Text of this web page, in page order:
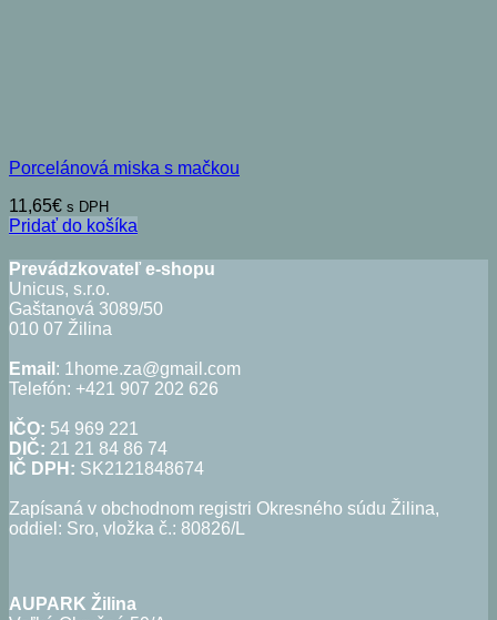
Porcelánová miska s mačkou
11,65€ s DPH
Pridať do košíka
Prevádzkovateľ e-shopu
Unicus, s.r.o.
Gaštanová 3089/50
010 07 Žilina
Email : 1home.za@gmail.com
Telefón: +421 907 202 626
IČO: 54 969 221
DIČ: 21 21 84 86 74
IČ DPH: SK2121848674
Zapísaná v obchodnom registri Okresného súdu Žilina,
oddiel: Sro, vložka č.: 80826/L
AUPARK Žilina